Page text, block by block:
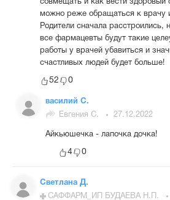
совмещать и как вести здоровый
можно реже обращаться к врачу
Родители сначала расстроились,
все фармацевты будут такие
работы у врачей убавиться и
счастливых людей будет больше!
52 0
василий С.
Евгения С.
27.12.2022
Айкьюшечка - лапочка дочка!
4 0
Светлана Д.
САФФАРМ_ИП БУДАЕВА Н.П.